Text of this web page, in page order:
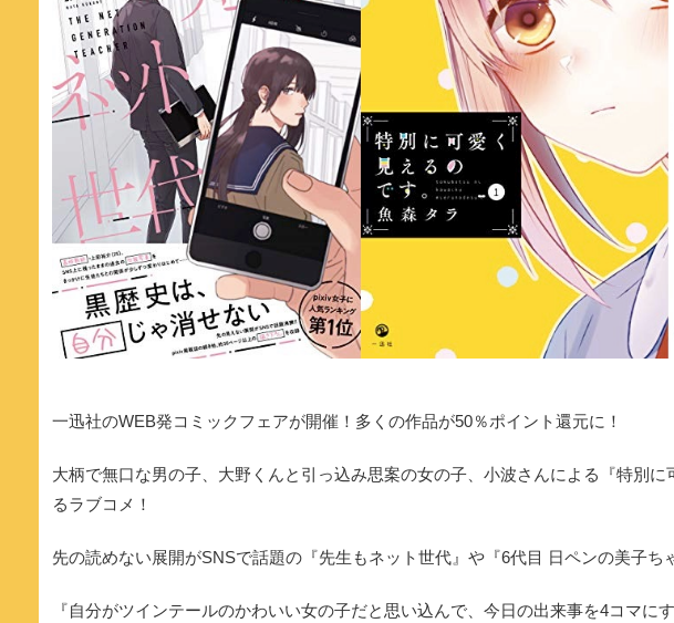
一迅社のWEB発コミックフェアが開催！多くの作品が50％ポイント還元に！
大柄で無口な男の子、大野くんと引っ込み思案の女の子、小波さんによる『特別
るラブコメ！
先の読めない展開がSNSで話題の『先生もネット世代』や『6代目 日ペンの美子ち
『自分がツインテールのかわいい女の子だと思い込んで、今日の出来事を4コマに